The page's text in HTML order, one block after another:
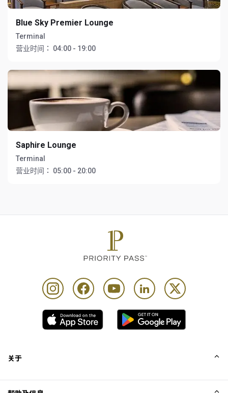
Blue Sky Premier Lounge
Terminal
营业时间：
04:00 - 19:00
Saphire Lounge
Terminal
营业时间：
05:00 - 20:00
关于